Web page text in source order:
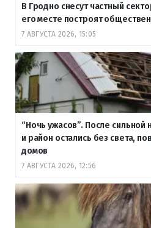
В Гродно снесут частный
его месте построят
7 АВГУСТА 2026, 15:05
“Ночь ужасов”. После
и район остались без света,
домов
7 АВГУСТА 2026, 12:56